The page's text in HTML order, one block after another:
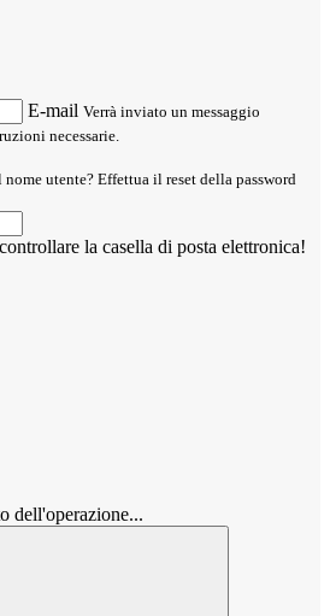
E-mail Verrà inviato un messaggio
necessarie.
utente? Effettua il reset della password
la casella di posta elettronica!
dell'operazione...